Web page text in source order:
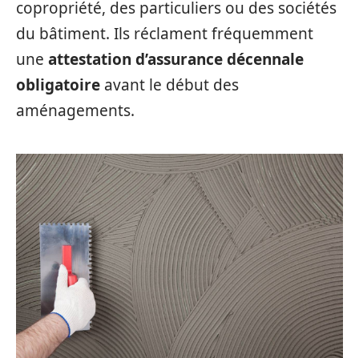
copropriété, des particuliers ou des sociétés
du bâtiment. Ils réclament fréquemment
une attestation d’assurance décennale
obligatoire avant le début des
aménagements.